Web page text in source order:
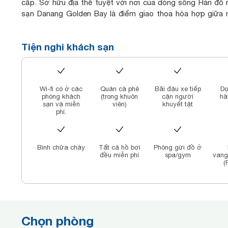
cấp. Sở hữu địa thế tuyệt vời nơi của dòng sông Hàn đổ
sạn Danang Golden Bay là điểm giao thoa hòa hợp
tưởng khởi đầu cho hành trình khám phá thành phố Đà
từ Cố đô Huế cổ kính, Hội An thơ mộng hay thánh địa Mỹ
Hệ thống phòng nghỉ hiện đại và rộng rãi với tầm nhìn
đường chân trời với những tòa nhà hiện đại hay vịnh Đà
ra thành phố Đà Nẵng xinh đẹp sẽ hoàn thiện hành trình trải
949 phòng và căn hộ với nội thất dát vàng
07 nhà hàng và bar với tầm nhìn tuyệt diệu ra thành phố
Tiện nghi khách sạn
Wi-fi có ở các
phòng khách
sạn và miễn
phí.
Quán cà phê
(trong khuôn
viên)
Bãi đậu xe tiếp
cận người
khuyết tật
Bình chữa cháy
Tất cả hồ bơi
đều miễn phí
Phòng gửi đồ ở
spa/gym
Chọn phòng